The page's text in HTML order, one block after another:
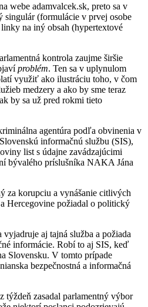
webe adamvalcek.sk, preto sa v
(formulácie v prvej osobe
na iný obsah (hypertextové
kontrola zaujme širšie
problém. Ten sa v uplynulom
využiť ako ilustráciu toho, v čom
medzery a ako by sme teraz
by sa už pred rokmi tieto
agentúra podľa obvinenia v
informačnú službu (SIS),
list s údajne zavádzajúcimi
bývalého príslušníka NAKA Jána
za korupciu a vynášanie citlivých
Hercegovine požiadal o politický
vyjadruje aj tajná služba a požiada
informácie. Robí to aj SIS, keď
Slovensku. V tomto prípade
bezpečnostná a informačná
týždeň zasadal parlamentný výbor